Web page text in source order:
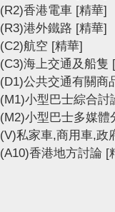
(R2)香港電車 [精華]
(R3)港外鐵路 [精華]
(C2)航空 [精華]
(C3)海上交通及船隻
(D1)公共交通有關商
(M1)小型巴士綜合討
(M2)小型巴士多媒體
(V)私家車,商用車,政
(A10)香港地方討論 [